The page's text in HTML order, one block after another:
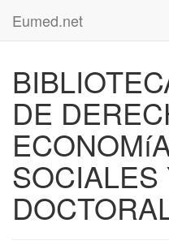
Eumed.net
DE
SOCIALES